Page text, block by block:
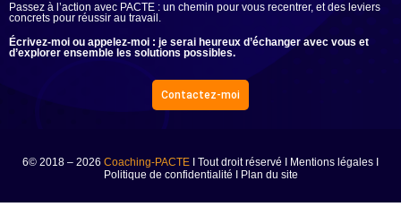
Passez à l’action avec PACTE : un chemin pour vous recentrer, et des leviers
concrets pour réussir au travail.
Écrivez-moi ou appelez-moi : je serai heureux d’échanger avec vous et
d’explorer ensemble les solutions possibles.
Contactez-moi
6© 2018 – 2026 Coaching-PACTE I Tout droit réservé I Mentions légales I
Politique de confidentialité I Plan du site